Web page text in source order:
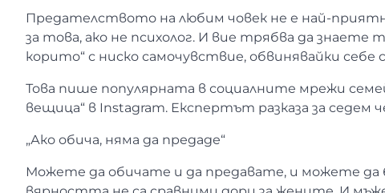
Предателството на любим човек не е най-
за това, ако не психолог. И вие трябва да
корито“ с ниско самочувствие, обвинявайки себе
Това пише популярната в социалните мрежи
вещица“ в Instagram. Експертът разказа за
„Ако обича, няма да предаде“
Можете да обичате и да предавате, и можете да